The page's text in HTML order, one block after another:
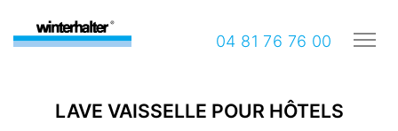
04 81 76 76 00
LAVE VAISSELLE POUR HÔTELS